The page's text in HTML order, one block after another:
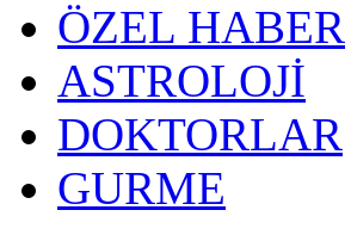
ÖZEL HABER
ASTROLOJİ
DOKTORLAR
GURME